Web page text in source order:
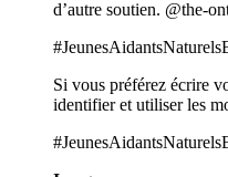
d’autre soutien. @the-
Si vous préférez écrire
identifier et utiliser les